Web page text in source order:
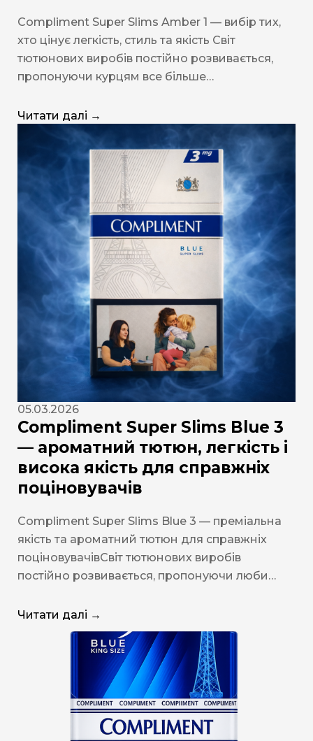
Compliment Super Slims Amber 1 — вибір тих,
хто цінує легкість, стиль та якість Світ
тютюнових виробів постійно розвивається,
пропонуючи курцям все більше…
Читати далі →
05.03.2026
Compliment Super Slims Blue 3
— ароматний тютюн, легкість і
висока якість для справжніх
поціновувачів
Compliment Super Slims Blue 3 — преміальна
якість та ароматний тютюн для справжніх
поціновувачівСвіт тютюнових виробів
постійно розвивається, пропонуючи люби…
Читати далі →